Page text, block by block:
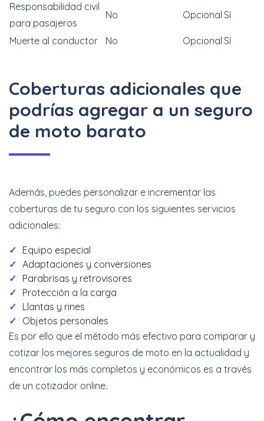
Responsabilidad civil
para pasajeros
No Opcional Sí
Muerte al conductor No Opcional Sí
Coberturas adicionales que
podrías agregar a un seguro
de moto barato
Además, puedes personalizar e incrementar las
coberturas de tu seguro con los siguientes servicios
adicionales:
Equipo especial
Adaptaciones y conversiones
Parabrisas y retrovisores
Protección a la carga
Llantas y rines
Objetos personales
Es por ello que el método más efectivo para comparar y
cotizar los mejores seguros de moto en la actualidad y
encontrar los más completos y económicos es a través
de un cotizador online.